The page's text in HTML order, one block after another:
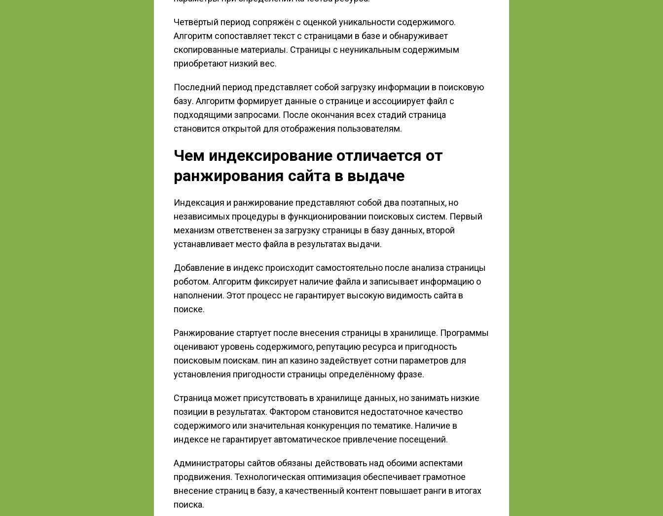
Четвёртый период сопряжён с оценкой уникальности содержимого.
Алгоритм сопоставляет текст с страницами в базе и обнаруживает
скопированные материалы. Страницы с неуникальным содержимым
приобретают низкий вес.
Последний период представляет собой загрузку информации в поисковую
базу. Алгоритм формирует данные о странице и ассоциирует файл с
подходящими запросами. После окончания всех стадий страница
становится открытой для отображения пользователям.
Чем индексирование отличается от
ранжирования сайта в выдаче
Индексация и ранжирование представляют собой два поэтапных, но
независимых процедуры в функционировании поисковых систем. Первый
механизм ответственен за загрузку страницы в базу данных, второй
устанавливает место файла в результатах выдачи.
Добавление в индекс происходит самостоятельно после анализа страницы
роботом. Алгоритм фиксирует наличие файла и записывает информацию о
наполнении. Этот процесс не гарантирует высокую видимость сайта в
поиске.
Ранжирование стартует после внесения страницы в хранилище. Программы
оценивают уровень содержимого, репутацию ресурса и пригодность
поисковым поискам. пин ап казино задействует сотни параметров для
установления пригодности страницы определённому фразе.
Страница может присутствовать в хранилище данных, но занимать низкие
позиции в результатах. Фактором становится недостаточное качество
содержимого или значительная конкуренция по тематике. Наличие в
индексе не гарантирует автоматическое привлечение посещений.
Администраторы сайтов обязаны действовать над обоими аспектами
продвижения. Технологическая оптимизация обеспечивает грамотное
внесение страниц в базу, а качественный контент повышает ранги в итогах
поиска.